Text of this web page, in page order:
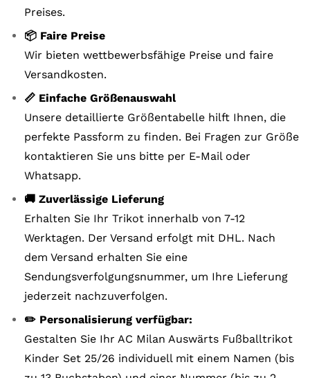
Preises.
📦 Faire Preise
Wir bieten wettbewerbsfähige Preise und faire
Versandkosten.
📏 Einfache Größenauswahl
Unsere detaillierte Größentabelle hilft Ihnen, die
perfekte Passform zu finden. Bei Fragen zur Größe
kontaktieren Sie uns bitte per E-Mail oder
Whatsapp.
🚚 Zuverlässige Lieferung
Erhalten Sie Ihr Trikot innerhalb von 7-12
Werktagen. Der Versand erfolgt mit DHL. Nach
dem Versand erhalten Sie eine
Sendungsverfolgungsnummer, um Ihre Lieferung
jederzeit nachzuverfolgen.
✏️ Personalisierung verfügbar:
Gestalten Sie Ihr AC Milan Auswärts Fußballtrikot
Kinder Set 25/26 individuell mit einem Namen (bis